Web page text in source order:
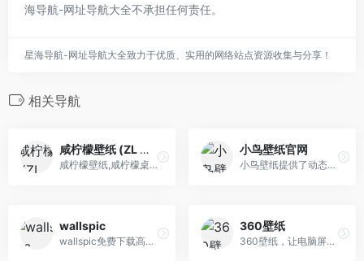
海导航-网址导航大全不承担任何责任。
星海导航-网址导航大全致力于优质、实用的网络站点资源收集与分享！
相关导航
咸柠檬壁纸 (ZL Wallpaper)
咸柠檬壁纸,咸柠檬桌面壁纸库,二次元壁纸,高清桌面壁纸免费下载,美女,游戏,动漫,动物,汽车,体育影视,明星等经典壁纸, ZL Wallpaper, HD, QHD, UHD Wallpapers, Desktop Background Images.
小鸟壁纸官网
小鸟壁纸提供了动态壁纸，动态桌面，动态图片等多种高清动态视频效果桌面壁纸高清动态视频桌面，动态壁纸，静态桌面之间随心切换，桌面壁纸软件下载就到小鸟壁纸。
wallspic
wallspic免费下载高清桌面背景图片或 Windows PC，笔记本电脑，Mac, Android 移动智能手机和 iPhone 的壁纸图片
360壁纸
360壁纸，让电脑屏幕从此更新奇，在这里不仅有山川美景、历史文化、萌宠、动漫，还有更多独家美图。让你的电脑不仅在休息时异常精彩，在工作时桌面也能随心而变。